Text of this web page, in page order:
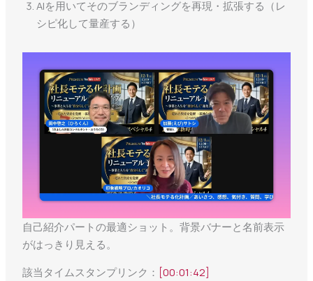
AIを用いてそのブランディングを再現・拡張する（レ
シピ化して量産する）
自己紹介パートの最適ショット。背景バナーと名前表示
がはっきり見える。
該当タイムスタンプリンク： [00:01:42]